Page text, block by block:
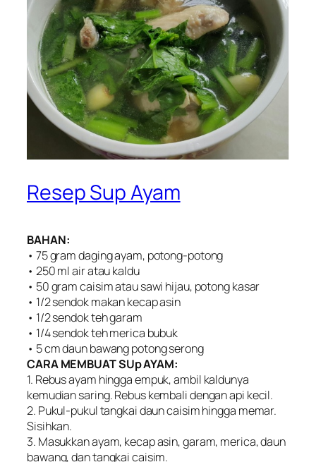
Resep Sup Ayam
BAHAN:
• 75 gram daging ayam, potong-potong
• 250 ml air atau kaldu
• 50 gram caisim atau sawi hijau, potong kasar
• 1/2 sendok makan kecap asin
• 1/2 sendok teh garam
• 1/4 sendok teh merica bubuk
• 5 cm daun bawang potong serong
CARA MEMBUAT SUp AYAM:
1. Rebus ayam hingga empuk, ambil kaldunya
kemudian saring. Rebus kembali dengan api kecil.
2. Pukul-pukul tangkai daun caisim hingga memar.
Sisihkan.
3. Masukkan ayam, kecap asin, garam, merica, daun
bawang, dan tangkai caisim.